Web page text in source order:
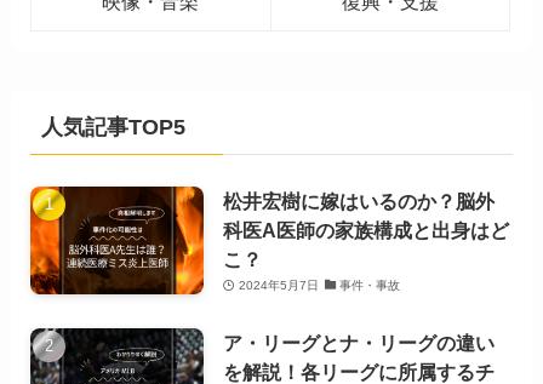
人気記事TOP5
松井宏樹に嫁はいるのか？脳外
科医A医師の家族構成と出身はど
こ？
2024年5月7日 事件・事故
ア・リーグとナ・リーグの違い
を解説！各リーグに所属するチ